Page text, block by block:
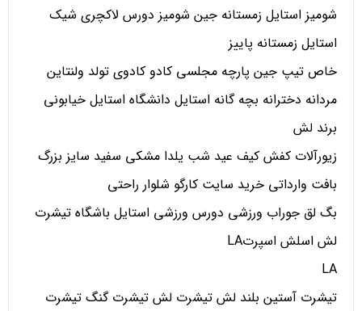
شومیز استایل زمستانه جین شومیز دورس لاکچری شیک
استایل زمستانه پاییز
خاص تیپ جین پارچه مجلسی کادو کادوی تولد ولنتاین
مردانه دخترانه بچه گانه استایل دانشگاه استایل خیابونی
برند لش
زیورآلات کفش کیف عید شب یلدا مشکی سفید سایز بزرگ
بافت وارداتی خرید سایت کارگو شلوار راحتی
بگ لق جوراب ورزشی دورس ورزشی استایل باشگاه تیشرت
لش اسلش اسپرتLA
LA
تیشرت آستین بلند لش تیشرت لش تیشرت گنگ تیشرت